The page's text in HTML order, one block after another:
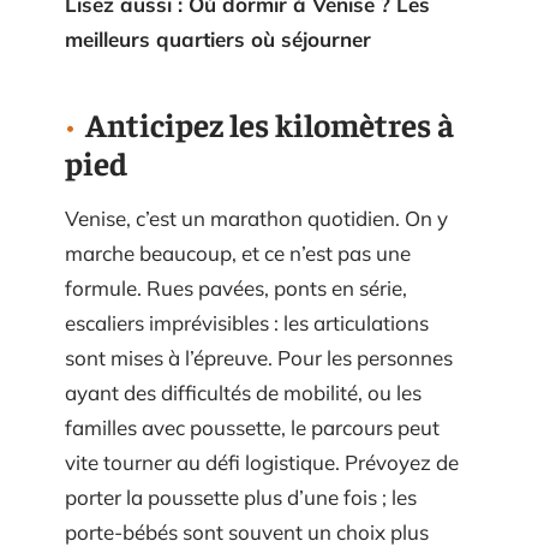
meilleurs quartiers où séjourner
Anticipez les kilomètres à
pied
Venise, c’est un marathon quotidien. On y
marche beaucoup, et ce n’est pas une
formule. Rues pavées, ponts en série,
escaliers imprévisibles : les articulations
sont mises à l’épreuve. Pour les personnes
ayant des difficultés de mobilité, ou les
familles avec poussette, le parcours peut
vite tourner au défi logistique. Prévoyez de
porter la poussette plus d’une fois ; les
porte-bébés sont souvent un choix plus